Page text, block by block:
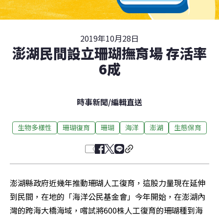
2019年10月28日
澎湖民間設立珊瑚撫育場 存活率
6成
時事新聞/編輯直送
生物多樣性 珊瑚復育 珊瑚 海洋 澎湖 生態保育
澎湖縣政府近幾年推動珊瑚人工復育，這股力量現在延伸
到民間，在地的「海洋公民基金會」今年開始，在澎湖內
灣的跨海大橋海域，嚐試將600株人工復育的珊瑚種到海